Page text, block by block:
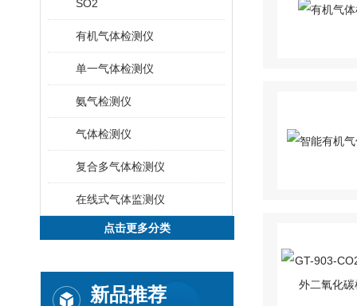
SO2
有机气体检测仪
单一气体检测仪
氨气检测仪
气体检测仪
复合多气体检测仪
在线式气体监测仪
点击更多分类
新品推荐